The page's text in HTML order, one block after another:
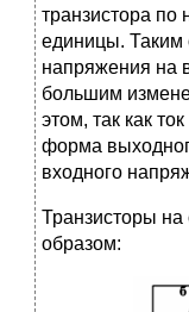
транзистора
единицы. Таким
напряжения на
большим
этом, так как
форма
входного
Транзисторы
образом: